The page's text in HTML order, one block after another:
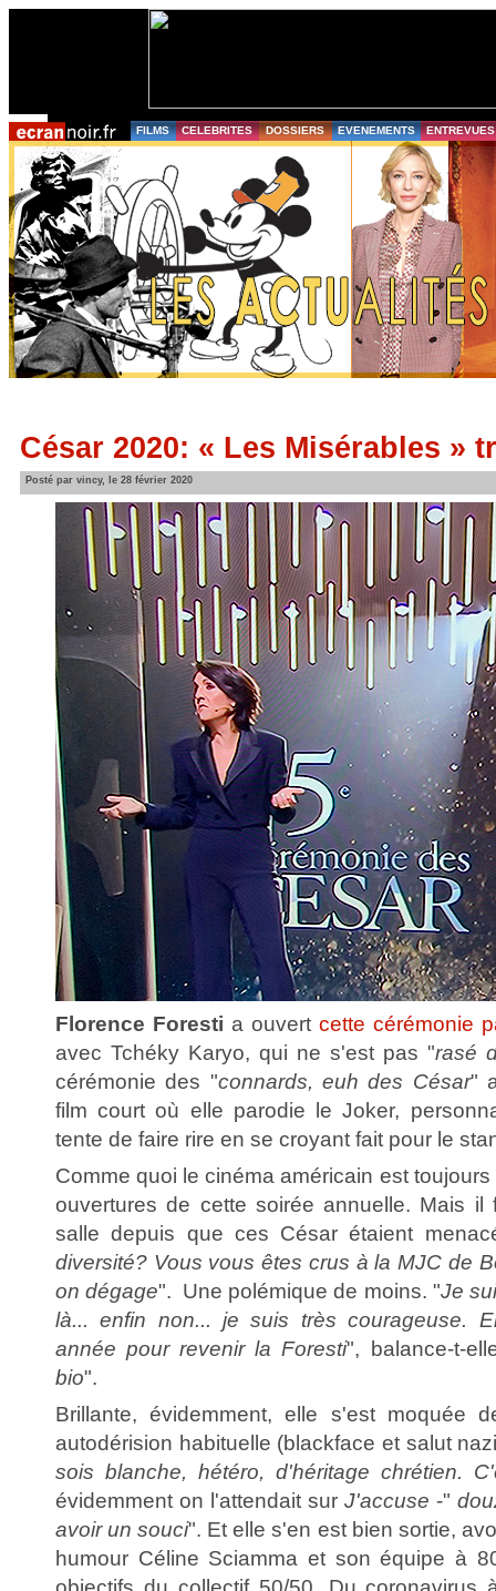
FILMS CELEBRITES DOSSIERS EVENEMENTS ENTREVUES
César 2020: « Les Misérables »
Posté par vincy, le 28 février 2020
Florence Foresti a ouvert cette cérémonie
avec Tchéky Karyo, qui ne s'est pas "rasé
cérémonie des "connards, euh des César"
film court où elle parodie le Joker,
tente de faire rire en se croyant fait pour le
Comme quoi le cinéma américain est
ouvertures de cette soirée annuelle. Mais il
salle depuis que ces César étaient
diversité? Vous vous êtes crus à la MJC de
on dégage". Une polémique de moins. "Je
là... enfin non... je suis très courageuse.
année pour revenir la Foresti", balance-t-
bio".
Brillante, évidemment, elle s'est moquée
autodérision habituelle (blackface et salut
sois blanche, hétéro, d'héritage chrétien.
évidemment on l'attendait sur J'accuse -"
avoir un souci". Et elle s'en est bien sortie,
humour Céline Sciamma et son équipe à